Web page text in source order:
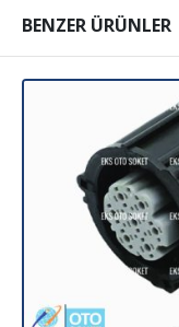
BENZER ÜRÜNLER